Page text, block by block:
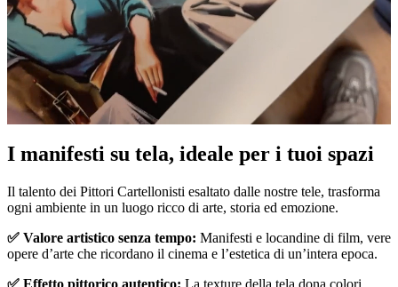
I manifesti su tela, ideale per i tuoi spazi
Il talento dei Pittori Cartellonisti esaltato dalle nostre tele, trasforma
ogni ambiente in un luogo ricco di arte, storia ed emozione.
✅ Valore artistico senza tempo: Manifesti e locandine di film, vere
opere d’arte che ricordano il cinema e l’estetica di un’intera epoca.
✅ Effetto pittorico autentico: La texture della tela dona colori